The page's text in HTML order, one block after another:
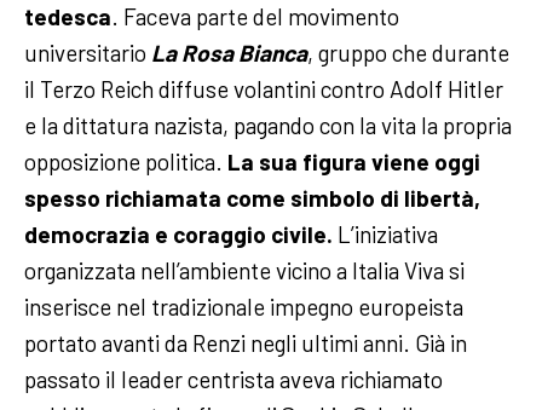
tedesca. Faceva parte del movimento
universitario La Rosa Bianca, gruppo che durante
il Terzo Reich diffuse volantini contro Adolf Hitler
e la dittatura nazista, pagando con la vita la propria
opposizione politica. La sua figura viene oggi
spesso richiamata come simbolo di libertà,
democrazia e coraggio civile. L’iniziativa
organizzata nell’ambiente vicino a Italia Viva si
inserisce nel tradizionale impegno europeista
portato avanti da Renzi negli ultimi anni. Già in
passato il leader centrista aveva richiamato